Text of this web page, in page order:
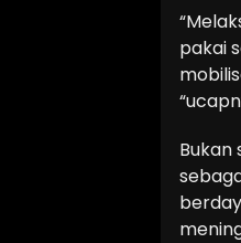
pakai
Bukan